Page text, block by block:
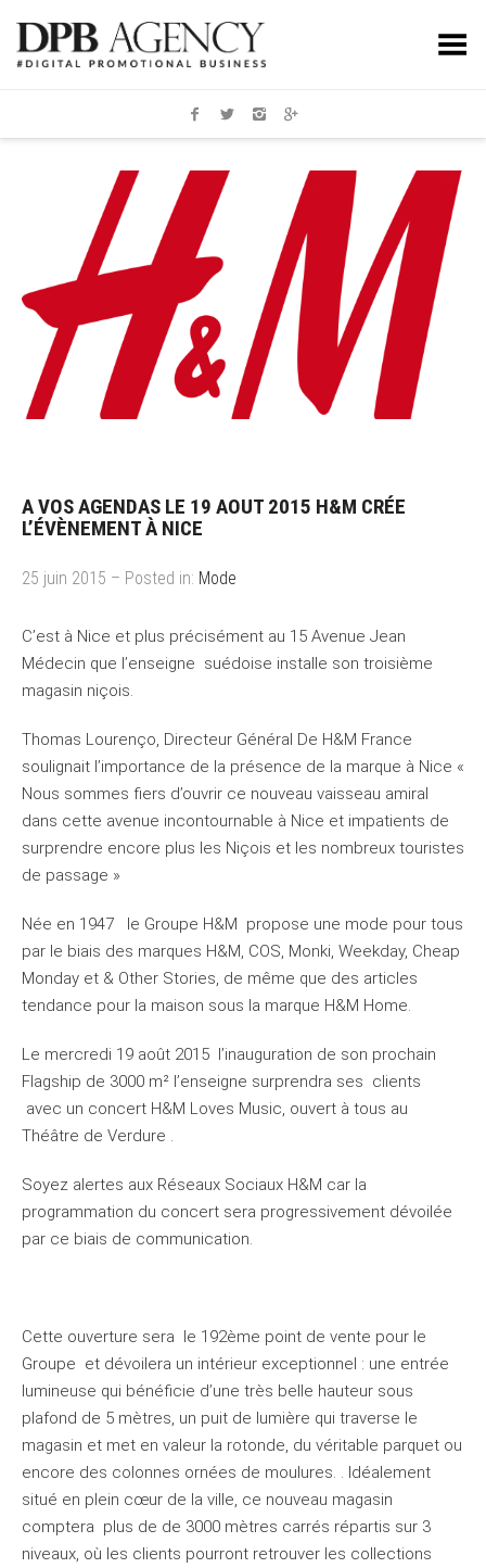
Toggle Menu
A VOS AGENDAS LE 19 AOUT 2015 H&M CRÉE
L’ÉVÈNEMENT À NICE
25 juin 2015 – Posted in: Mode
C’est à Nice et plus précisément au 15 Avenue Jean
Médecin que l’enseigne suédoise installe son troisième
magasin niçois.
Thomas Lourenço, Directeur Général De H&M France
soulignait l’importance de la présence de la marque à Nice «
Nous sommes fiers d’ouvrir ce nouveau vaisseau amiral
dans cette avenue incontournable à Nice et impatients de
surprendre encore plus les Niçois et les nombreux touristes
de passage »
Née en 1947 le Groupe H&M propose une mode pour tous
par le biais des marques H&M, COS, Monki, Weekday, Cheap
Monday et & Other Stories, de même que des articles
tendance pour la maison sous la marque H&M Home.
Le mercredi 19 août 2015 l’inauguration de son prochain
Flagship de 3000 m² l’enseigne surprendra ses clients
avec un concert H&M Loves Music, ouvert à tous au
Théâtre de Verdure .
Soyez alertes aux Réseaux Sociaux H&M car la
programmation du concert sera progressivement dévoilée
par ce biais de communication.
Cette ouverture sera le 192ème point de vente pour le
Groupe et dévoilera un intérieur exceptionnel : une entrée
lumineuse qui bénéficie d’une très belle hauteur sous
plafond de 5 mètres, un puit de lumière qui traverse le
magasin et met en valeur la rotonde, du véritable parquet ou
encore des colonnes ornées de moulures. . Idéalement
situé en plein cœur de la ville, ce nouveau magasin
comptera plus de de 3000 mètres carrés répartis sur 3
niveaux, où les clients pourront retrouver les collections